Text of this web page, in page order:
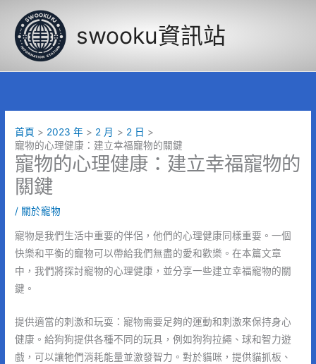
swooku資訊站
首頁 2023 年 2 月
2 日
寵物的心理健康：建立幸福寵物的關鍵
寵物的心理健康：建立幸福寵物的
關鍵
/ 關於寵物
寵物是我們生活中重要的伴侶，他們的心理健康同樣重要。一個
快樂和平衡的寵物可以帶給我們無盡的愛和歡樂。在本篇文章
中，我們將探討寵物的心理健康，並分享一些建立幸福寵物的關
鍵。
提供適當的刺激和玩耍：寵物需要足夠的運動和刺激來保持身心
健康。給狗狗提供各種不同的玩具，例如狗狗拉繩、球和智力遊
戲，可以讓牠們消耗能量並激發智力。對於貓咪，提供貓抓板、